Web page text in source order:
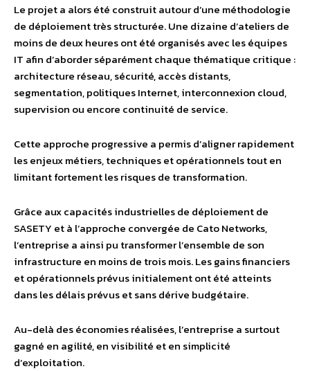
Le projet a alors été construit autour d’une méthodologie
de déploiement très structurée. Une dizaine d’ateliers de
moins de deux heures ont été organisés avec les équipes
IT afin d’aborder séparément chaque thématique critique :
architecture réseau, sécurité, accès distants,
segmentation, politiques Internet, interconnexion cloud,
supervision ou encore continuité de service.
Cette approche progressive a permis d’aligner rapidement
les enjeux métiers, techniques et opérationnels tout en
limitant fortement les risques de transformation.
Grâce aux capacités industrielles de déploiement de
SASETY et à l’approche convergée de Cato Networks,
l’entreprise a ainsi pu transformer l’ensemble de son
infrastructure en moins de trois mois. Les gains financiers
et opérationnels prévus initialement ont été atteints
dans les délais prévus et sans dérive budgétaire.
Au-delà des économies réalisées, l’entreprise a surtout
gagné en agilité, en visibilité et en simplicité
d’exploitation.